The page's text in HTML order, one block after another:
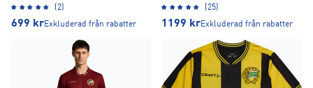
(2)
699 krExkluderad från rabatter
(25)
1199 krExkluderad från rabatter